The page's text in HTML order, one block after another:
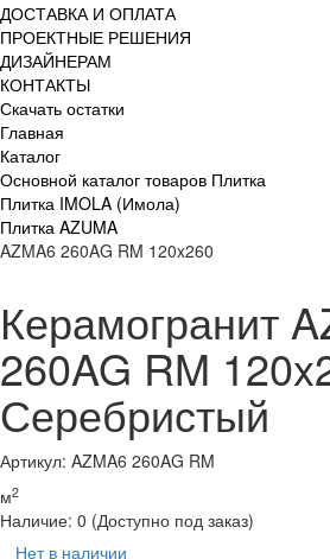
ДОСТАВКА И ОПЛАТА
ПРОЕКТНЫЕ РЕШЕНИЯ
ДИЗАЙНЕРАМ
КОНТАКТЫ
Скачать остатки
Главная
Каталог
Основной каталог товаров Плитка
Плитка IMOLA (Имола)
Плитка AZUMA
AZMA6 260AG RM 120x260
Керамогранит
260AG RM
Серебристый
Артикул: AZMA6 260AG RM
м2
Наличие: 0 (Доступно под заказ)
Нет в наличии